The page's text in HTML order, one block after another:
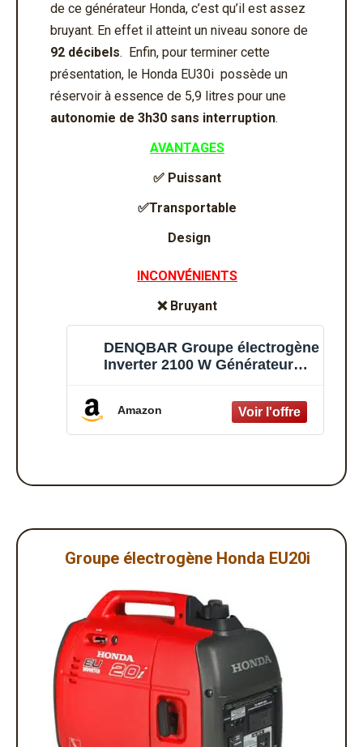
de ce générateur Honda, c’est qu’il est assez
bruyant. En effet il atteint un niveau sonore de
92 décibels. Enfin, pour terminer cette
présentation, le Honda EU30i possède un
réservoir à essence de 5,9 litres pour une
autonomie de 3h30 sans interruption.
AVANTAGES
✅ Puissant
✅Transportable
Design
INCONVÉNIENTS
❌ Bruyant
DENQBAR Groupe électrogène
Inverter 2100 W Générateur
Pour le camping, l'extérieur, le
chantier, les voyages, les
camping-cars et les générateurs
Amazon
Groupe électrogène Honda EU20i